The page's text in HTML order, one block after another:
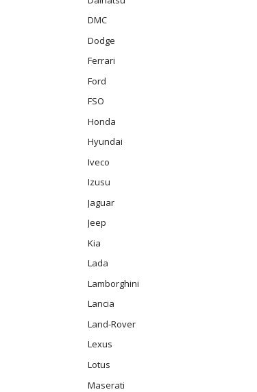
DMC
Dodge
Ferrari
Ford
FSO
Honda
Hyundai
Iveco
Izusu
Jaguar
Jeep
Kia
Lada
Lamborghini
Lancia
Land-Rover
Lexus
Lotus
Maserati